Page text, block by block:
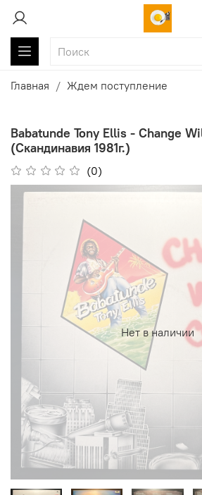
Главная Ждем поступление
Babatunde Tony Ellis - Change
(Скандинавия 1981г.)
(0)
Нет в наличии